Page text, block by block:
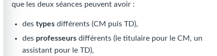
que les deux séances peuvent avoir :
destypes différents (CM puis TD),
des professeurs différents (le titulaire pour le CM, un
assistant pour le TD),